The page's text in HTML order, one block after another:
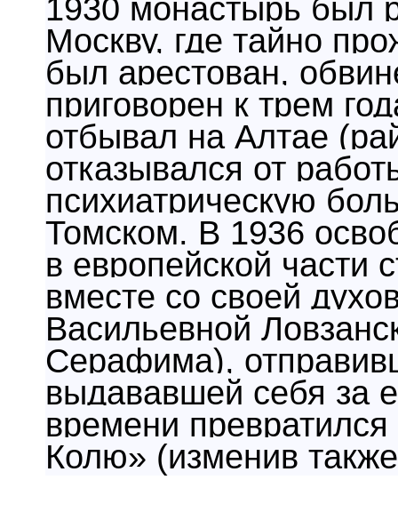
1930 мо­настырь был
Москву, где тай­но
был арестован,
приговорен к трем
отбывал на Алтае
отказывался от
психиатрическую
Томском. В 1936
в европейской части
вместе со сво­ей
Васильевной
Серафима),
выдававшей себя за
времени
Колю» (изменив